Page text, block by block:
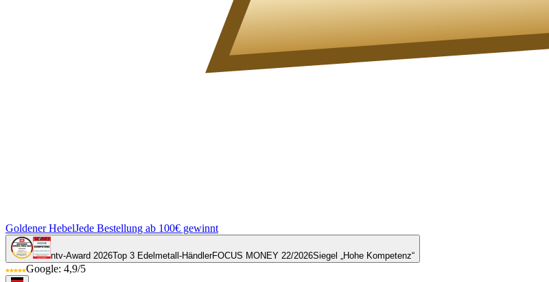
Goldener HebelJede Bestellung ab 100€ gewinnt
ntv-Award 2026Top 3 Edelmetall-HändlerFOCUS MONEY 22/2026Siegel „Hohe Kompetenz“
Google: 4,9/5